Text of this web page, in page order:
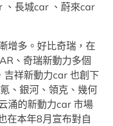
r 、長城car 、蔚來car
多。好比奇瑞，在
、奇瑞新動力多個
祥新動力car 也創下
、銀河、領克、幾何
涌的新動力car 市場
在本年8月宣布對自